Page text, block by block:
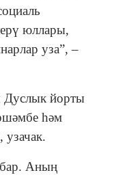
юллары,
уза”, –
Дуслык йорты
һәм
узачак.
бар. Аның